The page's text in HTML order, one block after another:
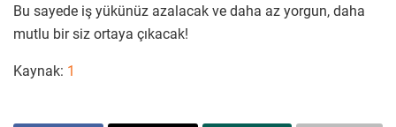
Bu sayede iş yükünüz azalacak ve daha az yorgun, daha
mutlu bir siz ortaya çıkacak!
Kaynak: 1